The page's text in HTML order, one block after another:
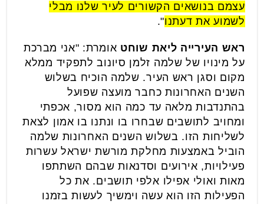
עצמם בנושאים הקשורים לעיר שלנו מבלי
לשמוע את דעתנו".
ראש העירייה ליאת שוחט אומרת: "אני מברכת
על מינויו של שלמה זלמן סיונוב לתפקיד ממלא
מקום וסגן ראש העיר. שלמה הוכיח בשלוש
השנים האחרונות כחבר מועצה שפועל
בהתנדבות מלאה עד כמה הוא מסור, אכפתי
ומחויב לתושבים שבחרו בו ונתנו בו אמון לצאת
לשליחות הזו. בשלוש השנים האחרונות שלמה
הוביל באמצעות מחלקת מורשת ישראל עשרות
פעילויות, אירועים וסדנאות שבהם השתתפו
מאות ואולי אפילו אלפי תושבים. את כל
הפעילות הזו הוא עשה וימשיך לעשות בזמנו